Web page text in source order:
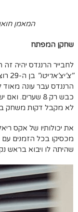
המאמן
שחקן המפתח
לחבייר הרננדס יהיה
"צ'יצ'אריטו"
כבש רק 8
לא מקבל דקות משחק
את יכולותיו של אקס
שהיתה לו ויבוא בראש